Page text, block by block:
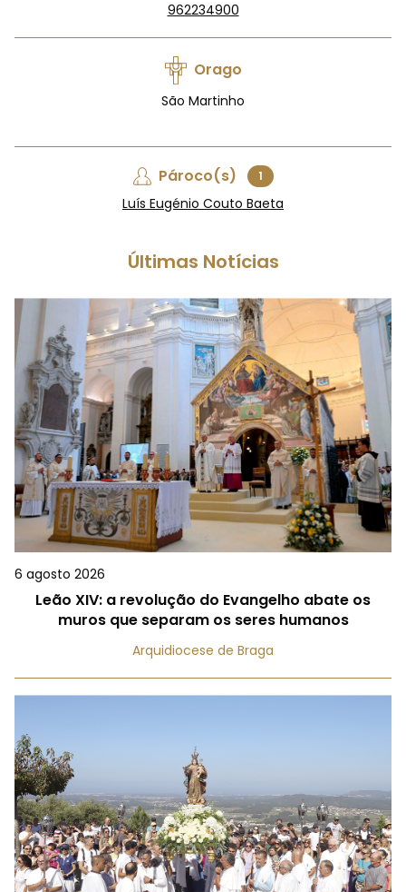
962234900
Orago
São Martinho
Pároco(s) 1
Luís Eugénio Couto Baeta
Últimas Notícias
6 agosto 2026
Leão XIV: a revolução do Evangelho abate os
muros que separam os seres humanos
Arquidiocese de Braga